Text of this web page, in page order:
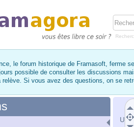
le forum historique de Framasoft, ferme
possible de consulter les discussions
relève. Si vous avez des questions, on se